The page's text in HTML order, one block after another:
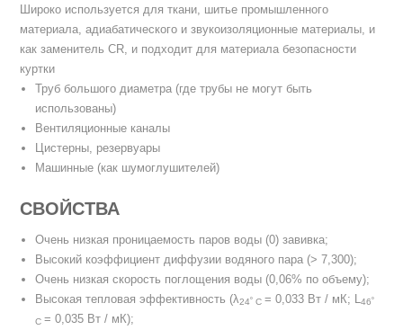
Широко используется для ткани, шитье промышленного
материала, адиабатического и звукоизоляционные материалы, и
как заменитель CR, и подходит для материала безопасности
куртки
Труб большого диаметра (где трубы не могут быть
использованы)
Вентиляционные каналы
Цистерны, резервуары
Машинные (как шумоглушителей)
СВОЙСТВА
Очень низкая проницаемость паров воды (0) завивка;
Высокий коэффициент диффузии водяного пара (> 7,300);
Очень низкая скорость поглощения воды (0,06% по объему);
Высокая тепловая эффективность (λ24˚ С= 0,033 Вт / мК; L 46˚
С= 0,035 Вт / мК);